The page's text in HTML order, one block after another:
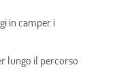
in camper i
lungo il percorso